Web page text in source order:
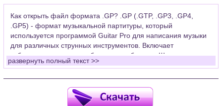
Как открыть файл формата .GP? .GP (.GTP, .GP3, .GP4,
.GP5) - формат музыкальной партитуры, который
используется программой Guitar Pro для написания музыки
для различных струнных инструментов. Включает
табулатуры для гитары, бас-гитары, банджо. Широко
применяется для создания партитур, которые затем
Для открытия нот этого формата Вам необходимо
установить у себя на рабочем компьютере программу Guitar
развернуть полный текст >>